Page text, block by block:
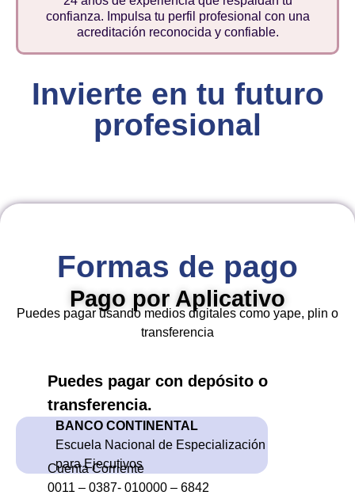
confianza. Impulsa tu perfil profesional con una
acreditación reconocida y confiable.
Invierte en tu futuro
profesional
Formas de pago
Pago por Aplicativo
Puedes pagar usando medios digitales como yape, plin o
transferencia
Puedes pagar con depósito o
transferencia.
BANCO CONTINENTAL
Escuela Nacional de Especialización
para Ejecutivos
Cuenta Corriente
0011 – 0387- 010000 – 6842